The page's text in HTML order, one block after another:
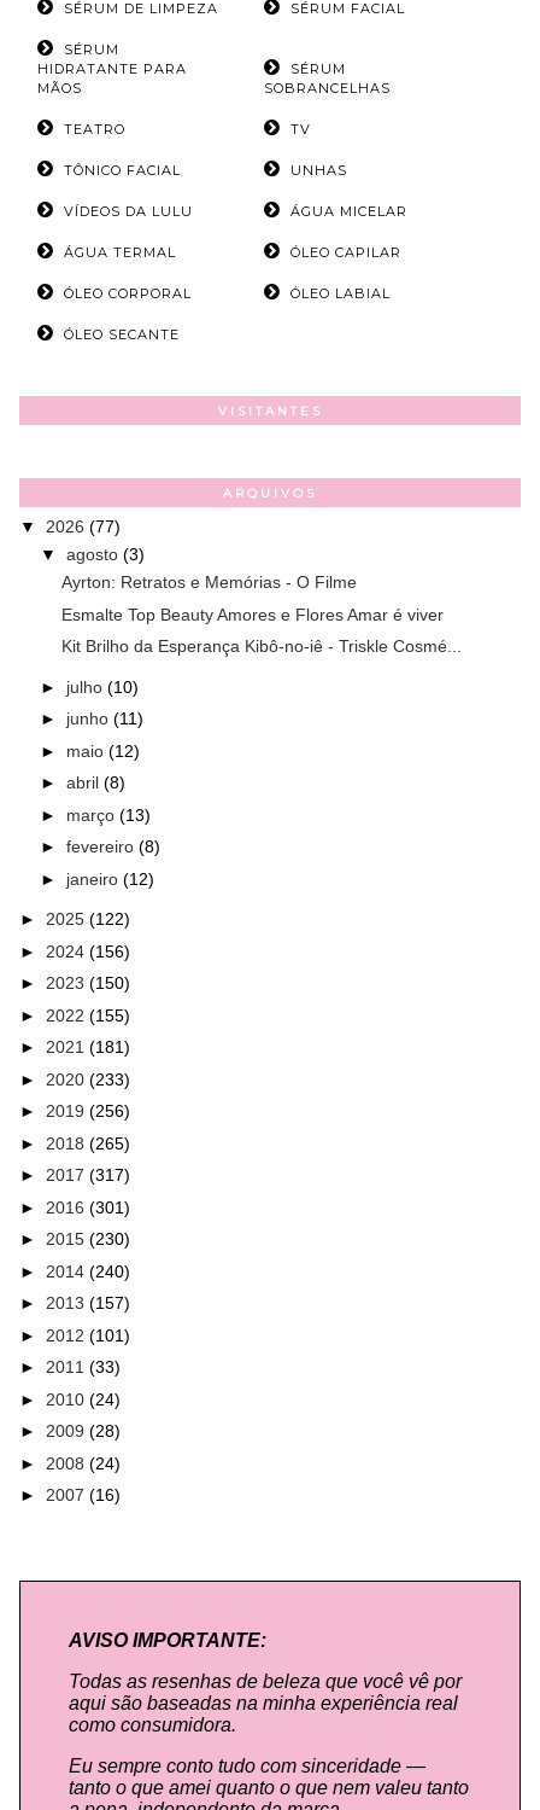
SÉRUM DE LIMPEZA SÉRUM FACIAL
SÉRUM
HIDRATANTE PARA
MÃOS
SÉRUM
SOBRANCELHAS
TEATRO TV
TÔNICO FACIAL UNHAS
VÍDEOS DA LULU ÁGUA MICELAR
ÁGUA TERMAL ÓLEO CAPILAR
ÓLEO CORPORAL ÓLEO LABIAL
ÓLEO SECANTE
VISITANTES
ARQUIVOS
▼ 2026 (77)
▼ agosto (3)
Ayrton: Retratos e Memórias - O Filme
Esmalte Top Beauty Amores e Flores Amar é viver
Kit Brilho da Esperança Kibô-no-iê - Triskle Cosmé...
► julho (10)
► junho (11)
► maio (12)
► abril (8)
► março (13)
► fevereiro (8)
► janeiro (12)
► 2025 (122)
► 2024 (156)
► 2023 (150)
► 2022 (155)
► 2021 (181)
► 2020 (233)
► 2019 (256)
► 2018 (265)
► 2017 (317)
► 2016 (301)
► 2015 (230)
► 2014 (240)
► 2013 (157)
► 2012 (101)
► 2011 (33)
► 2010 (24)
► 2009 (28)
► 2008 (24)
► 2007 (16)
AVISO IMPORTANTE:
Todas as resenhas de beleza que você vê por
aqui são baseadas na minha experiência real
como consumidora.
Eu sempre conto tudo com sinceridade —
tanto o que amei quanto o que nem valeu tanto